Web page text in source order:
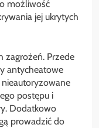
możliwość
jej ukrytych
zagrożeń. Przede
antycheatowe
postępu i
Dodatkowo
prowadzić do